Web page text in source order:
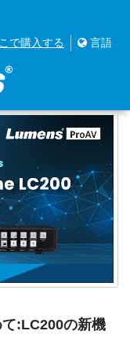
で購入する 言語
て:LC200の新機